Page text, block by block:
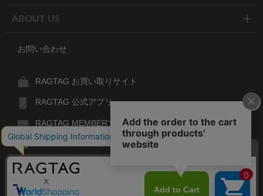
ABOUT US
お問い合わせ
RAGTAG お買い取りサイト
RAGTAG 公式アプリ
RAGTAG MEMBER'S CARD
RAGTAG MAGAZINE
RAGTAG Global